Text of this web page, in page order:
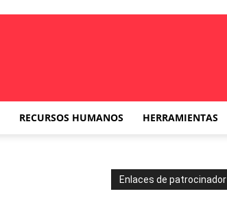
RECURSOS HUMANOS HERRAMIENTAS
Enlaces de patrocinador